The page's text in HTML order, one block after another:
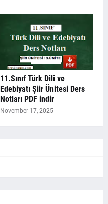
11.Sınıf Türk Dili ve
Edebiyatı Şiir Ünitesi Ders
Notları PDF indir
November 17, 2025